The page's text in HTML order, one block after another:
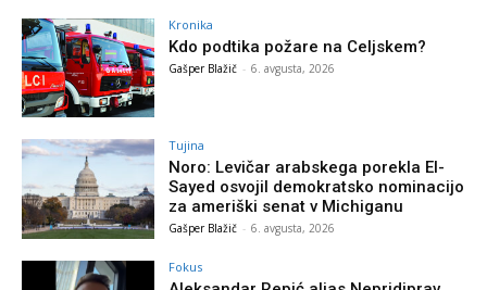
Kronika
Kdo podtika požare na Celjskem?
Gašper Blažič - 6. avgusta, 2026
Tujina
Noro: Levičar arabskega porekla El-
Sayed osvojil demokratsko nominacijo
za ameriški senat v Michiganu
Gašper Blažič - 6. avgusta, 2026
Fokus